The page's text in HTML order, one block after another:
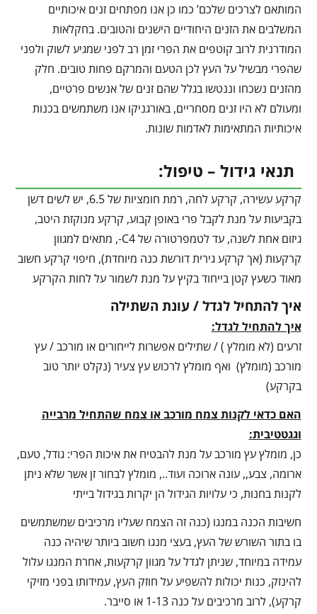
המותאם לצרכים שלכם’ כמו כן אנו מפתחים זנים איכותיים
המשלבים את הזנים היחודיים הישנים והטובים. בחקלאות
המודרנית לרוב קוטפים את הפרי זמן רב לפני שמגיע לשוק ולפני
שהפרי מבשיל על העץ לכן הטעם והמרקם פחות טובים. חלק
מהזנים נשכחו וננטשו בגלל שהם זנים של אנשים פרטיים,
ומעולם לא היו זנים מסחריים, באורגניקו אנו משתמשים בכנות
איכותיות המתאימות לאדמות שונות.
תנאי גידול – טיפול:
קרקע עשירה, קרקע לחה, רמת חומציות של 6.5, יש לשים דשן
בקביעות על מנת לקבל פרי באופן קבוע, קרקע מנוקזת היטב,
גיזום אחת לשנה, עד לטמפרטורה של C4-, מתאים למגוון
קרקעות (אך קרקע גירית דורשת כנה מיוחדת), חיפוי קרקע חשוב
מאוד כשעץ קטן בייחוד בקיץ על מנת לשמור על לחות הקרקע
איך להתחיל לגדל / עונת השתילה
איך להתחיל לגדל:
זרעים (לא מומלץ ) / שתילים אפשרות לייחורים או מורכב / עץ
מורכב (מומלץ) ואף מומלץ לרכוש עץ צעיר (נקלט יותר טוב
בקרקע)
האם כדאי לקנות צמח מורכב או צמח שהתחיל מרבייה
וגגטטיבית:
כן, מומלץ עץ מורכב על מנת להבטיח את איכות הפרי: גודל, טעם,
ארומה, צבע,, עונה ארוכה ועוד.., מומלץ לבחור זן אשר שלא ניתן
לקנות בחנות, כי עלויות הגידול הן יקרות בגידול בייתי
חשיבות הכנה במנגו (כנה זה הצמח שעליו מרכיבים שמשתמשים
בו בתור השורש של העץ, בעצי מנגו חשוב ביותר שיהיה כנה
עמידה במיוחד, שניתן לגדל על מגוון קרקעות, אחרת המנגו עלול
להינזק, כנות יכולות להשפיע על חוזק העץ, עמידותו בפני מזיקי
קרקע), לרוב מרכיבים על כנה 1-13 או סייבר.